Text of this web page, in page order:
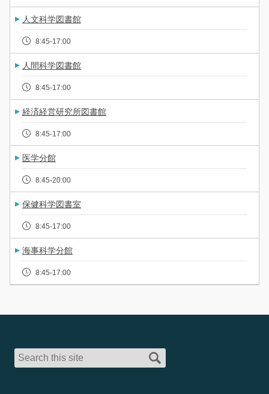
人文科学図書館
8:45-17:00
人間科学図書館
8:45-17:00
経済経営研究所図書館
8:45-17:00
医学分館
8:45-20:00
保健科学図書室
8:45-17:00
海事科学分館
8:45-17:00